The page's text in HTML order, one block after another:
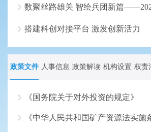
搭建科创对接平台 激发创新活力
政策文件 人事信息 政策解读 机构设置 权责
《国务院关于对外投资的规定》
《中华人民共和国矿产资源法实施